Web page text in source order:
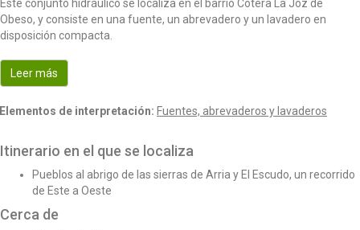
o
n
Este conjunto hidráulico se localiza en el barrio Cotera La Joz de
Obeso, y consiste en una fuente, un abrevadero y un lavadero en
disposición compacta.
Leer más
Elementos de interpretación: Fuentes, abrevaderos y lavaderos
Itinerario en el que se localiza
Pueblos al abrigo de las sierras de Arria y El Escudo, un recorrido
de Este a Oeste
Cerca de